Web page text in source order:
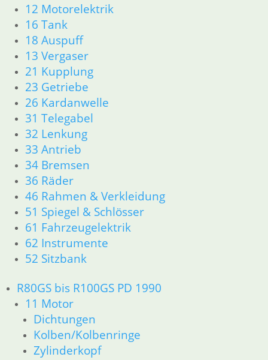
12 Motorelektrik
16 Tank
18 Auspuff
13 Vergaser
21 Kupplung
23 Getriebe
26 Kardanwelle
31 Telegabel
32 Lenkung
33 Antrieb
34 Bremsen
36 Räder
46 Rahmen & Verkleidung
51 Spiegel & Schlösser
61 Fahrzeugelektrik
62 Instrumente
52 Sitzbank
R80GS bis R100GS PD 1990
11 Motor
Dichtungen
Kolben/Kolbenringe
Zylinderkopf
26 Kardanwelle
31 Telegabel
32 Lenkung
33 Antrieb
34 Bremsen
36 Räder
46 Rahmen & Verkleidung
51 Spiegel & Schlösser
52 Sitzbank
61 Fahrzeugelektrik
62 Instrumente
63 Scheinwerfer
R80/100 R80/100 RT 1980 bis 1984
11 Motor
Dichtungen
Kolben/Kolbenringe
Zylinderkopf
12 Motorelektrik
13 Vergaser
18 Auspuff
21 Kupplung
23 Getriebe
26 Kardanwelle
31 Telegabel
33 Antrieb